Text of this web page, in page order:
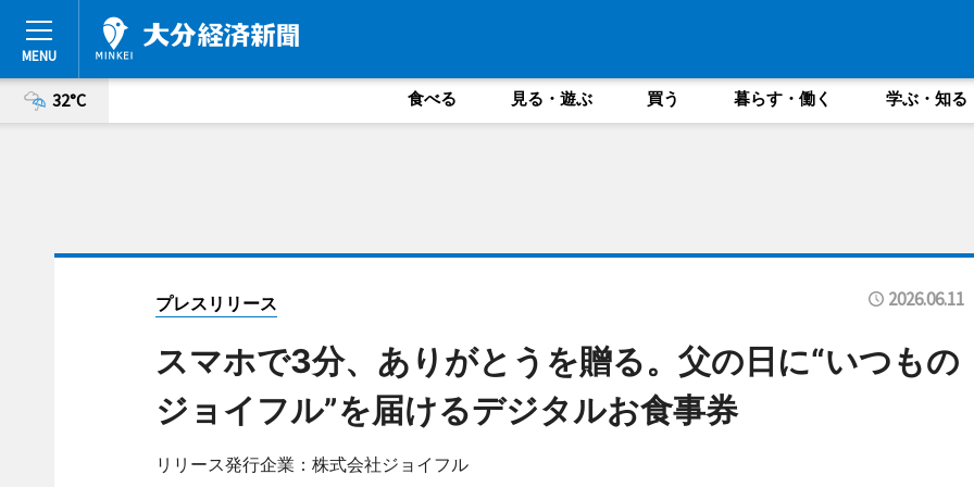
32°C 食べる 見る・遊ぶ 買う 暮らす・働く 学ぶ・知る
プレスリリース 2026.06.11
スマホで3分、ありがとうを贈る。父の日に“いつもの
ジョイフル”を届けるデジタルお食事券
リリース発行企業：株式会社ジョイフル